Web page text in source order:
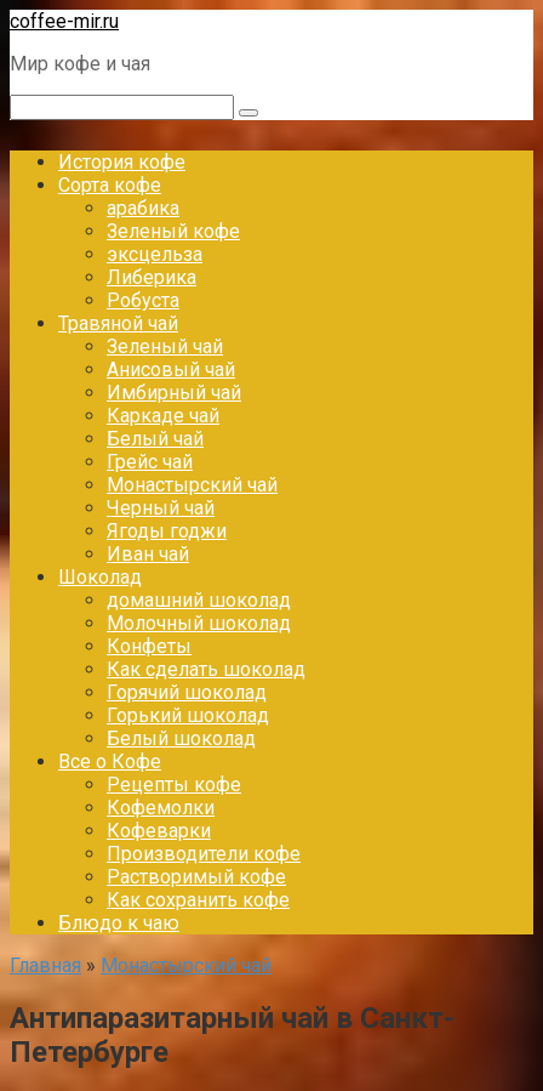
Перейти
контенту
coffee-mir.ru
Мир кофе и чая
История кофе
Сорта кофе
арабика
Зеленый кофе
эксцельза
Либерика
Робуста
Травяной чай
Зеленый чай
Анисовый чай
Имбирный чай
Каркаде чай
Белый чай
Грейс чай
Монастырский чай
Черный чай
Ягоды годжи
Иван чай
Шоколад
домашний шоколад
Молочный шоколад
Конфеты
Как сделать шоколад
Горячий шоколад
Горький шоколад
Белый шоколад
Все о Кофе
Рецепты кофе
Кофемолки
Кофеварки
Производители кофе
Растворимый кофе
Как сохранить кофе
Блюдо к чаю
Главная » Монастырский чай
Антипаразитарный чай в Санкт-
Петербурге